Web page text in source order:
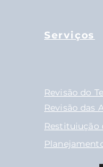
Serviços
Revisão do
Revisão das
Restituiução